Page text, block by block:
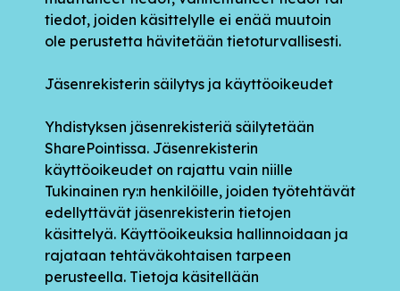
tiedot, joiden käsittelylle ei enää muutoin
ole perustetta hävitetään tietoturvallisesti.
Jäsenrekisterin säilytys ja käyttöoikeudet
Yhdistyksen jäsenrekisteriä säilytetään
SharePointissa. Jäsenrekisterin
käyttöoikeudet on rajattu vain niille
Tukinainen ry:n henkilöille, joiden työtehtävät
edellyttävät jäsenrekisterin tietojen
käsittelyä. Käyttöoikeuksia hallinnoidaan ja
rajataan tehtäväkohtaisen tarpeen
perusteella. Tietoja käsitellään